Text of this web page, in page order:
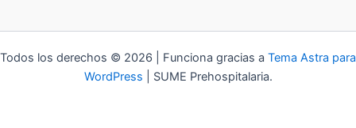
Todos los derechos © 2026 | Funciona gracias a Tema Astra para
WordPress | SUME Prehospitalaria.